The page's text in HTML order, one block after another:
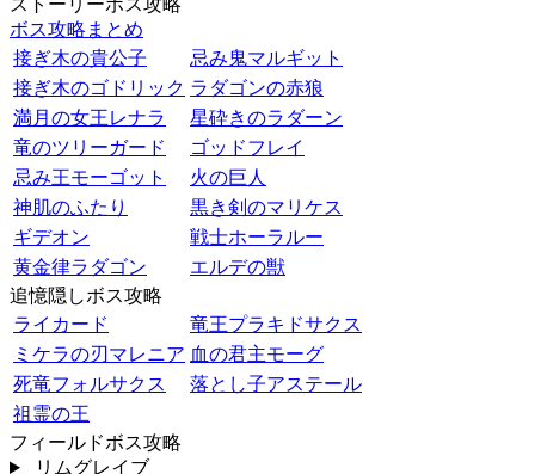
ストーリーボス攻略
ボス攻略まとめ
接ぎ木の貴公子
忌み鬼マルギット
接ぎ木のゴドリック ラダゴンの赤狼
満月の女王レナラ
星砕きのラダーン
竜のツリーガード
ゴッドフレイ
忌み王モーゴット
火の巨人
神肌のふたり
黒き剣のマリケス
ギデオン
戦士ホーラルー
黄金律ラダゴン
エルデの獣
追憶隠しボス攻略
ライカード
竜王プラキドサクス
ミケラの刃マレニア 血の君主モーグ
死竜フォルサクス
落とし子アステール
祖霊の王
フィールドボス攻略
リムグレイブ